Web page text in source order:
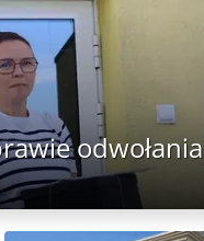
odwołania